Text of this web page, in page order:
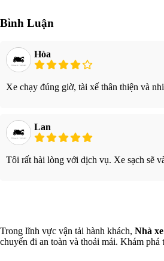
Bình Luận
Hòa
Xe chạy đúng giờ, tài xế thân thiện và
Lan
Tôi rất hài lòng với dịch vụ. Xe sạch sẽ
Trong lĩnh vực vận tải hành khách, Nhà
chuyến đi an toàn và thoải mái. Khám